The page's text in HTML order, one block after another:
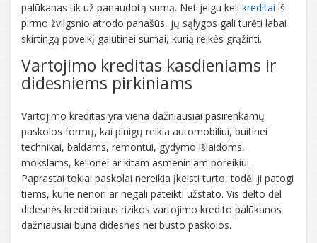
palūkanas tik už panaudotą sumą. Net jeigu keli kreditai iš
pirmo žvilgsnio atrodo panašūs, jų sąlygos gali turėti labai
skirtingą poveikį galutinei sumai, kurią reikės grąžinti.
Vartojimo kreditas kasdieniams ir
didesniems pirkiniams
Vartojimo kreditas yra viena dažniausiai pasirenkamų
paskolos formų, kai pinigų reikia automobiliui, buitinei
technikai, baldams, remontui, gydymo išlaidoms,
mokslams, kelionei ar kitam asmeniniam poreikiui.
Paprastai tokiai paskolai nereikia įkeisti turto, todėl ji patogi
tiems, kurie nenori ar negali pateikti užstato. Vis dėlto dėl
didesnės kreditoriaus rizikos vartojimo kredito palūkanos
dažniausiai būna didesnės nei būsto paskolos.